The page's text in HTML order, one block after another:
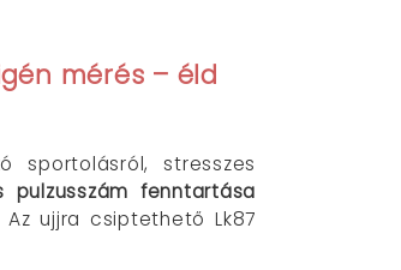
mérés – éld
sportolásról, stresszes
fenntartása
ujjra csiptethető Lk87